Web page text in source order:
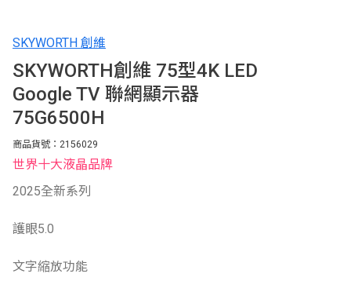
SKYWORTH 創維
SKYWORTH創維 75型4K LED
Google TV 聯網顯示器
75G6500H
商品貨號：2156029
世界十大液晶品牌
2025全新系列
護眼5.0
文字縮放功能